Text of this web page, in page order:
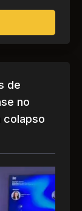
era de las
de
no
colapso